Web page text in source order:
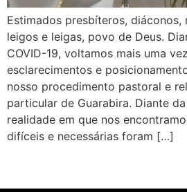
Estimados presbíteros, diáconos,
leigos e leigas, povo de Deus.
COVID-19, voltamos mais uma
esclarecimentos e
nosso procedimento pastoral e
particular de Guarabira. Diante
realidade em que nos
difíceis e necessárias foram […]